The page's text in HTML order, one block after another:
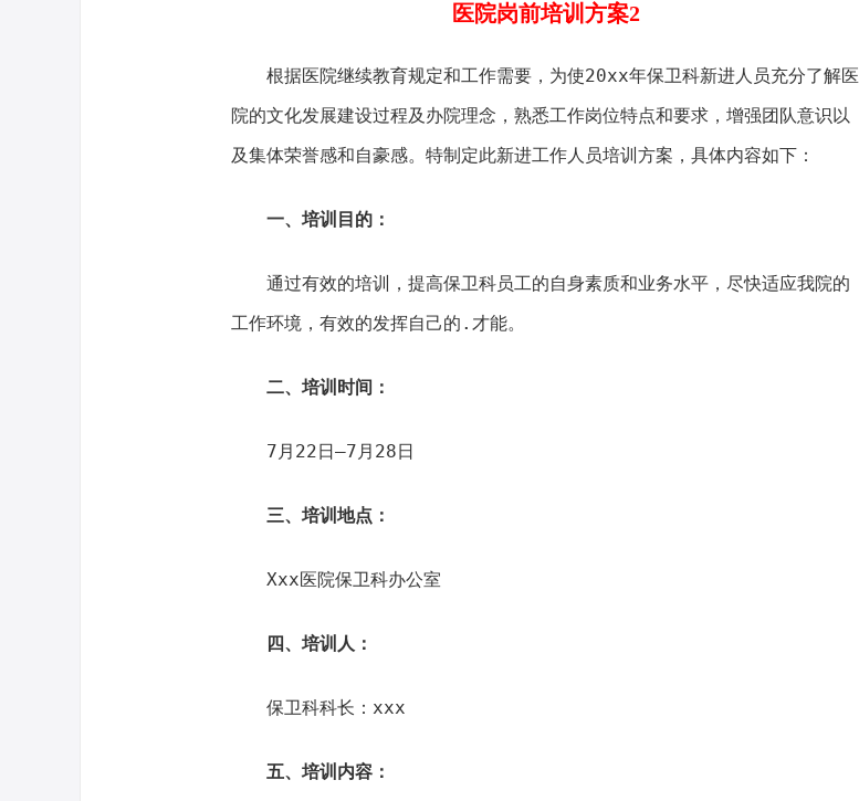
医院岗前培训方案2
根据医院继续教育规定和工作需要，为使20xx年保卫科新进人员充分了解医
院的文化发展建设过程及办院理念，熟悉工作岗位特点和要求，增强团队意识以
及集体荣誉感和自豪感。特制定此新进工作人员培训方案，具体内容如下：
一、培训目的：
通过有效的培训，提高保卫科员工的自身素质和业务水平，尽快适应我院的
工作环境，有效的发挥自己的.才能。
二、培训时间：
7月22日—7月28日
三、培训地点：
Xxx医院保卫科办公室
四、培训人：
保卫科科长：xxx
五、培训内容：